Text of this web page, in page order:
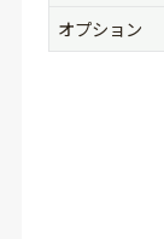
オプション